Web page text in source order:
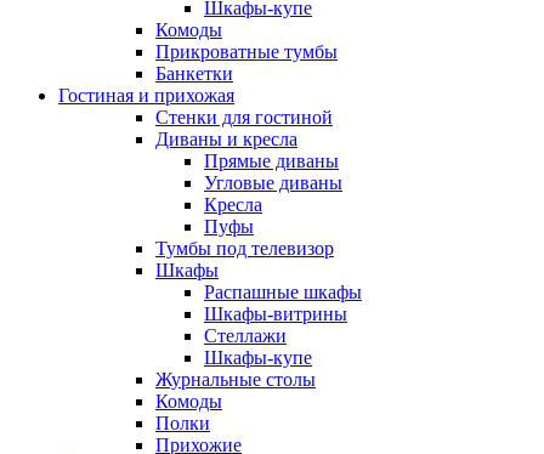
Шкафы-купе
Комоды
Прикроватные тумбы
Банкетки
Гостиная и прихожая
Стенки для гостиной
Диваны и кресла
Прямые диваны
Угловые диваны
Кресла
Пуфы
Тумбы под телевизор
Шкафы
Распашные шкафы
Шкафы-витрины
Стеллажи
Шкафы-купе
Журнальные столы
Комоды
Полки
Прихожие